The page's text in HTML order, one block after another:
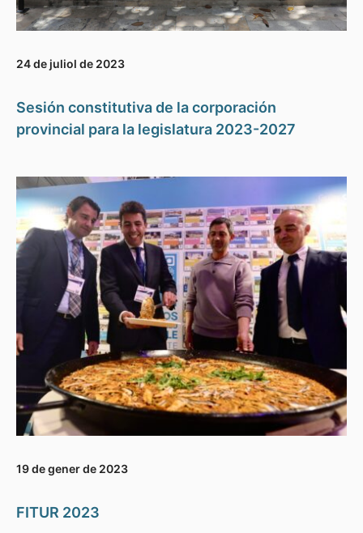
24 de juliol de 2023
Sesión constitutiva de la corporación
provincial para la legislatura 2023-2027
19 de gener de 2023
FITUR 2023